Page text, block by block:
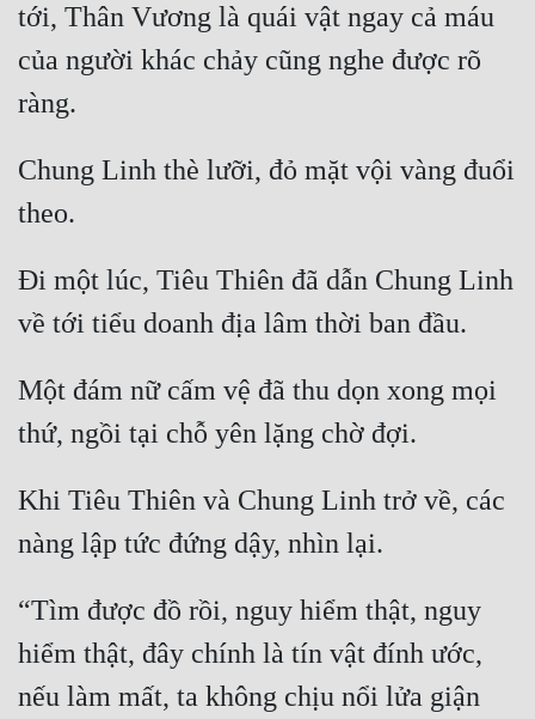
Hệ Thống
Khoa Huyễn
Kinh Dị
Kiếm Hiệp
Kỳ Huyễn
Kỳ Ảo
Mưu Mô
Mạt Thế
tới, Thân Vương là quái vật ngay cả máu
của người khác chảy cũng nghe được rõ
Chung Linh thè lưỡi, đỏ mặt vội vàng đuổi
Đi một lúc, Tiêu Thiên đã dẫn Chung Linh
Một đám nữ cấm vệ đã thu dọn xong mọi
Khi Tiêu Thiên và Chung Linh trở về, các
“Tìm được đồ rồi, nguy hiểm thật, nguy
hiểm thật, đây chính là tín vật đính ước,
nếu làm mất, ta không chịu nổi lửa giận